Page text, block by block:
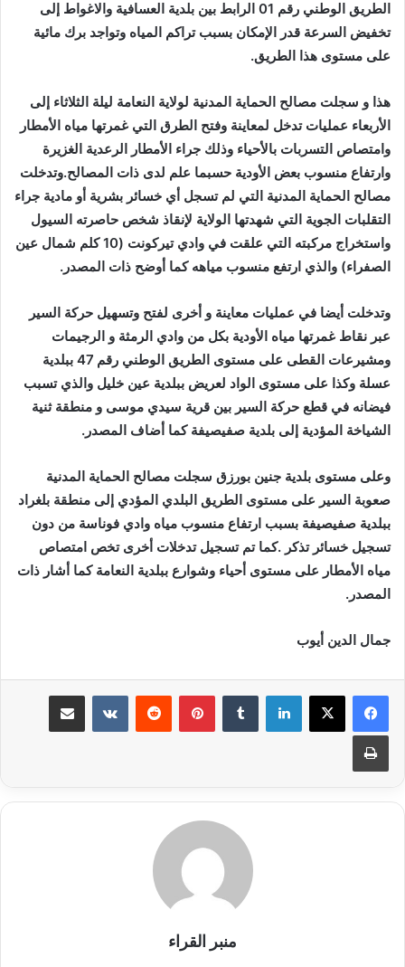
الطريق الوطني رقم 01 الرابط بين بلدية العسافية والاغواط إلى
تخفيض السرعة قدر الإمكان بسبب تراكم المياه وتواجد برك مائية
على مستوى هذا الطريق.
هذا و سجلت مصالح الحماية المدنية لولاية النعامة ليلة الثلاثاء إلى
الأربعاء عمليات تدخل لمعاينة وفتح الطرق التي غمرتها مياه الأمطار
وامتصاص التسربات بالأحياء وذلك جراء الأمطار الرعدية الغزيرة
وارتفاع منسوب بعض الأودية حسبما علم لدى ذات المصالح.وتدخلت
مصالح الحماية المدنية التي لم تسجل أي خسائر بشرية أو مادية جراء
التقلبات الجوية التي شهدتها الولاية لإنقاذ شخص حاصرته السيول
واستخراج مركبته التي علقت في وادي تيركونت (10 كلم شمال عين
الصفراء) والذي ارتفع منسوب مياهه كما أوضح ذات المصدر.
وتدخلت أيضا في عمليات معاينة و أخرى لفتح وتسهيل حركة السير
عبر نقاط غمرتها مياه الأودية بكل من وادي الرمثة و الرجيمات
ومشيرعات القطى على مستوى الطريق الوطني رقم 47 ببلدية
عسلة وكذا على مستوى الواد لعريض ببلدية عين خليل والذي تسبب
فيضانه في قطع حركة السير بين قرية سيدي موسى و منطقة ثنية
الشياخة المؤدية إلى بلدية صفيصيفة كما أضاف المصدر.
وعلى مستوى بلدية جنين بورزق سجلت مصالح الحماية المدنية
صعوبة السير على مستوى الطريق البلدي المؤدي إلى منطقة بلغراد
ببلدية صفيصيفة بسبب ارتفاع منسوب مياه وادي فوناسة من دون
تسجيل خسائر تذكر .كما تم تسجيل تدخلات أخرى تخص امتصاص
مياه الأمطار على مستوى أحياء وشوارع ببلدية النعامة كما أشار ذات
المصدر.
جمال الدين أيوب
لينكدإن بينتيريست
طباعة
منبر القراء